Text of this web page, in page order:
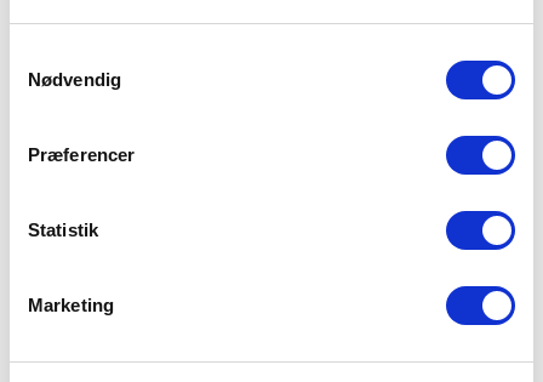
Nødvendig
Præferencer
Statistik
Marketing